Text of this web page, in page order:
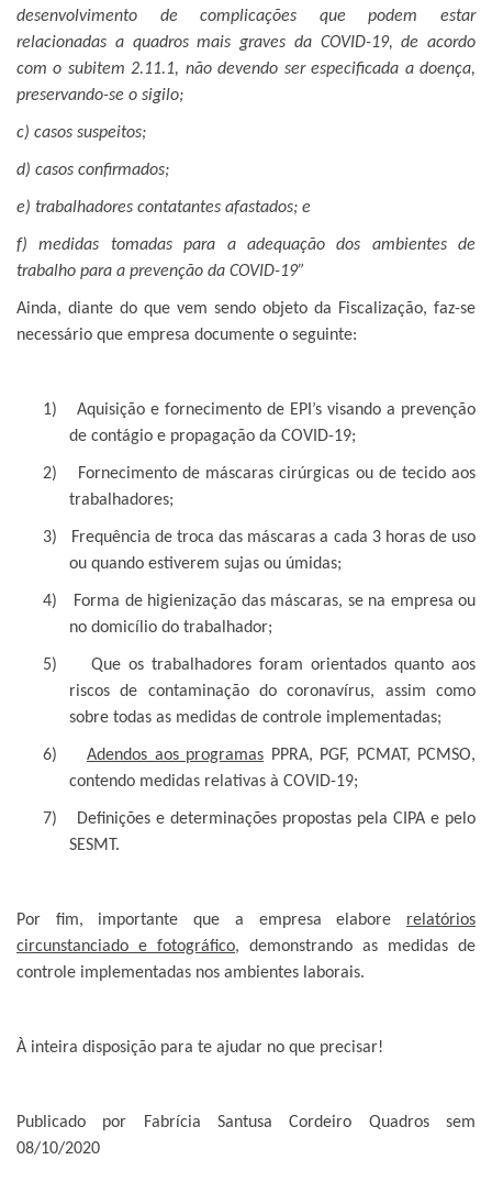
desenvolvimento de complicações que podem estar
relacionadas a quadros mais graves da COVID-19, de acordo
com o subitem 2.11.1, não devendo ser especificada a doença,
preservando-se o sigilo;
c) casos suspeitos;
d) casos confirmados;
e) trabalhadores contatantes afastados; e
f) medidas tomadas para a adequação dos ambientes de
trabalho para a prevenção da COVID-19”
Ainda, diante do que vem sendo objeto da Fiscalização, faz-se
necessário que empresa documente o seguinte:
1)
Aquisição e fornecimento de EPI’s visando a prevenção
de contágio e propagação da COVID-19;
2)
Fornecimento de máscaras cirúrgicas ou de tecido aos
trabalhadores;
3)
Frequência de troca das máscaras a cada 3 horas de uso
ou quando estiverem sujas ou úmidas;
4)
Forma de higienização das máscaras, se na empresa ou
no domicílio do trabalhador;
5)
Que os trabalhadores foram orientados quanto aos
riscos de contaminação do coronavírus, assim como
sobre todas as medidas de controle implementadas;
6) Adendos aos programas PPRA, PGF, PCMAT, PCMSO,
contendo medidas relativas à COVID-19;
7)
Definições e determinações propostas pela CIPA e pelo
SESMT.
Por fim, importante que a empresa elabore relatórios
circunstanciado e fotográfico, demonstrando as medidas de
controle implementadas nos ambientes laborais.
À inteira disposição para te ajudar no que precisar!
Publicado por Fabrícia Santusa Cordeiro Quadros sem
08/10/2020